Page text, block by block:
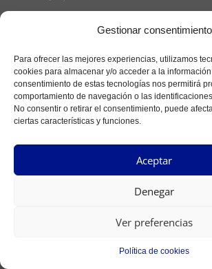
Gestionar consentimiento
Para ofrecer las mejores experiencias, utilizamos
cookies para almacenar y/o acceder a la
consentimiento de estas tecnologías nos permitirá
comportamiento de navegación o las
No consentir o retirar el consentimiento, puede
ciertas características y funciones.
Aceptar
Denegar
Ver preferencias
Política de cookies